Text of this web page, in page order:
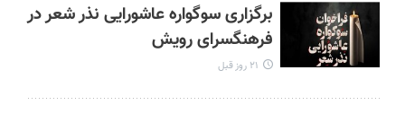
برگزاری سوگواره عاشورایی نذر شعر در
فرهنگسرای رویش
۲۱ روز قبل